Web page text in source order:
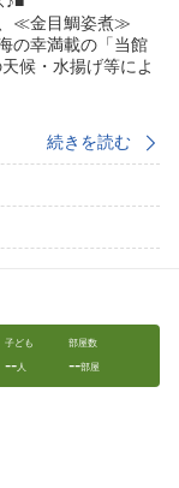
≪金目鯛姿煮≫
の幸満載の「当館
候・水揚げ等によ
姿ズワイガニ≫
ニになります。伊
場合もございま
い海と天然記念物
・ファミリーにも
天窓洞」入口を一
られる。
続きを読む
子ども
--人
部屋数
--部屋